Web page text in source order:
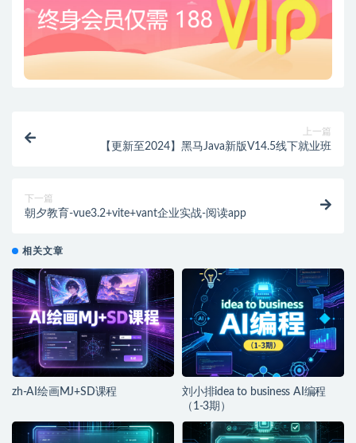
上一篇
【更新至2024】黑马Java新版V14.5线下就业班
下一篇
朝夕教育-vue3.2+vite+vant企业实战-阅读app
相关文章
zh-AI绘画MJ+SD课程
刘小排idea to business AI编程
（1-3期）